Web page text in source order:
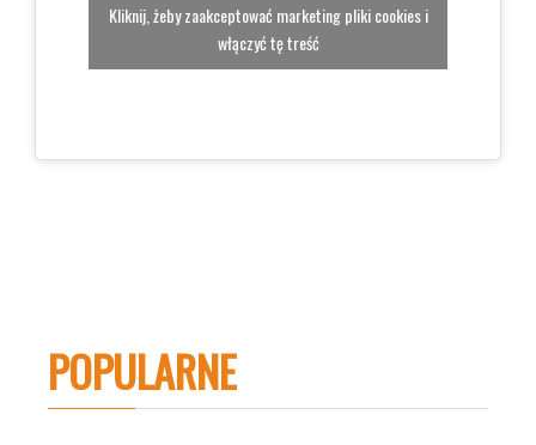
Kliknij, żeby zaakceptować marketing pliki cookies i
włączyć tę treść
POPULARNE